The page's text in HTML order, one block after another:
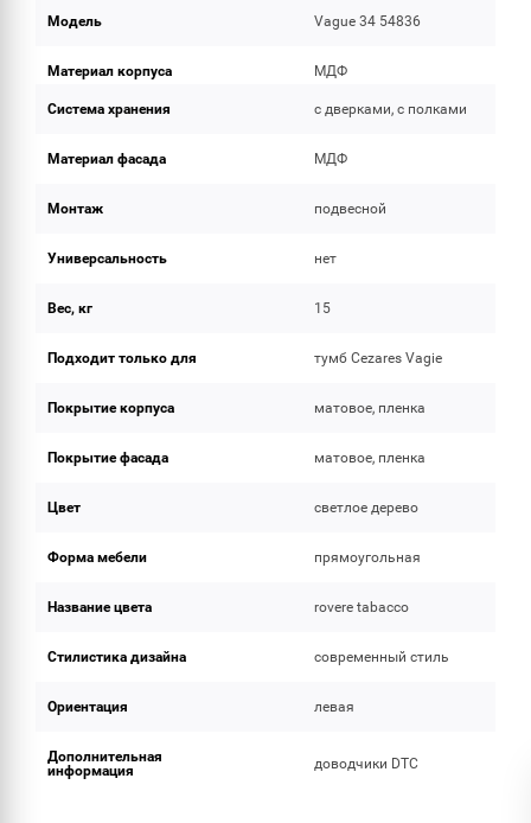
Модель Vague 34 54836
Материал корпуса МДФ
Система хранения с дверками, с полками
Материал фасада МДФ
Монтаж подвесной
Универсальность нет
Вес, кг 15
Подходит только для тумб Cezares Vagie
Покрытие корпуса матовое, пленка
Покрытие фасада матовое, пленка
Цвет светлое дерево
Форма мебели прямоугольная
Название цвета rovere tabacco
Стилистика дизайна современный стиль
Ориентация левая
Дополнительная
информация
доводчики DTC